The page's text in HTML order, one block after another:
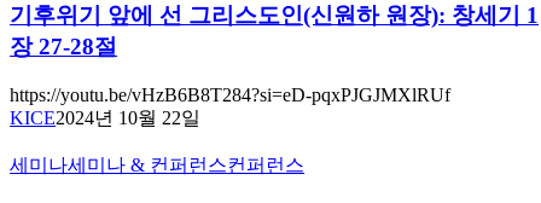
위
기
앞
에
선
리
기후위기 앞에 선 그리스도인(신원하 원장): 창세기 1
장 27-28절
https://youtu.be/vHzB6B8T284?si=eD-pqxPJGJMXlRUf
KICE2024년 10월 22일
“인
세미나세미나 & 컨퍼런스컨퍼런스